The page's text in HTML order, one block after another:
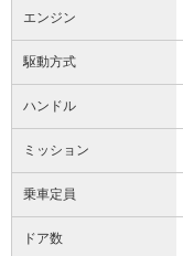
エンジン
駆動方式
ハンドル
ミッション
乗車定員
ドア数